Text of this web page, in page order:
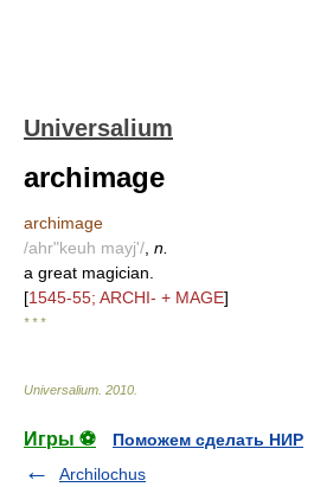
Universalium
archimage
archimage
/ahr"keuh mayj'/ n.
a great magician.
[1545-55; ARCHI- + MAGE]
* * *
Universalium 2010
Игры ⚽
Поможем сделать НИР
Archilochus